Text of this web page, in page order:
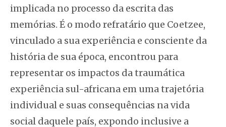
implicada no processo da escrita das
memórias. É o modo refratário que Coetzee,
vinculado a sua experiência e consciente da
história de sua época, encontrou para
representar os impactos da traumática
experiência sul-africana em uma trajetória
individual e suas consequências na vida
social daquele país, expondo inclusive a